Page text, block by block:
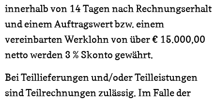
innerhalb von 14 Tagen nach Rechnungserhalt
und einem Auftragswert bzw. einem
vereinbarten Werklohn von über € 15.000,00
netto werden 3 % Skonto gewährt.
Bei Teillieferungen und/oder Teilleistungen
sind Teilrechnungen zulässig. Im Falle der